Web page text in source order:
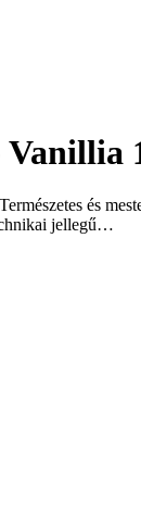
Vanillia
és
jellegű…